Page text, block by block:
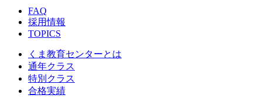
FAQ
採用情報
TOPICS
くま教育センターとは
通年クラス
特別クラス
合格実績